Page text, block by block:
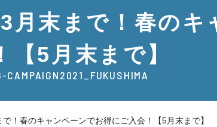
月末まで！春の
【5月末まで】
CAMPAIGN2021_FUKUSHIMA
！春のキャンペーンでお得にご入会！【5月末まで】